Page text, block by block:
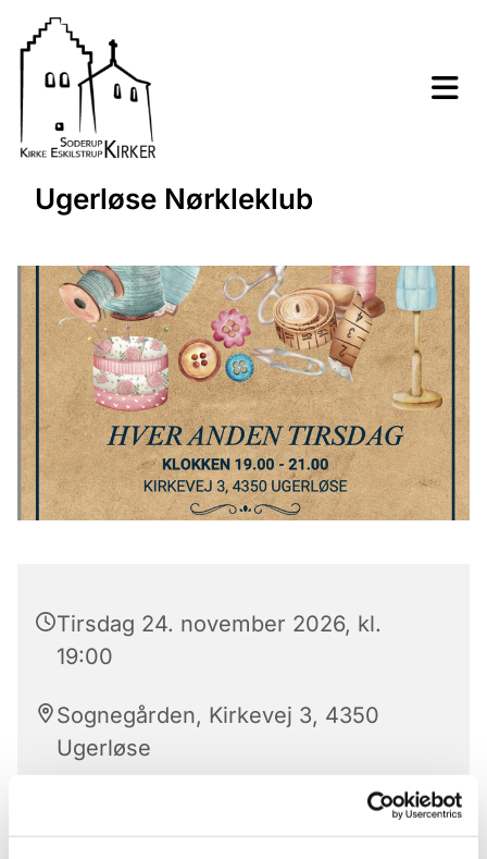
Ugerløse Nørkleklub
Tirsdag 24. november 2026, kl.
19:00
Sognegården, Kirkevej 3, 4350
Ugerløse